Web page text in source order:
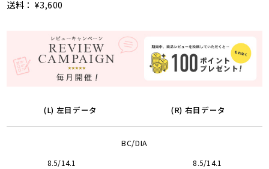
送料： ¥3,600
(L) 左目データ (R) 右目データ
BC/DIA
8.5/14.1 8.5/14.1